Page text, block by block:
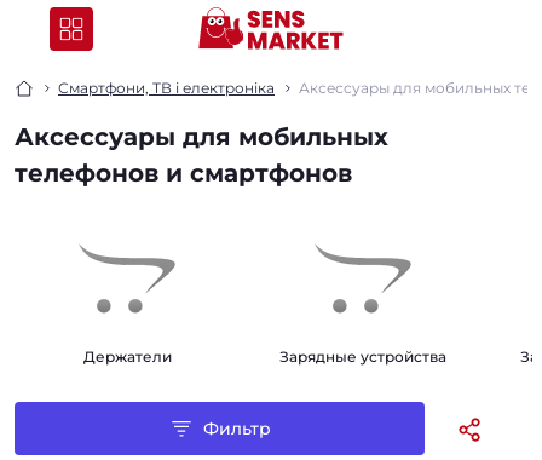
Смартфони, ТВ і електроніка Аксессуары для мобильных
Аксессуары для мобильных
телефонов и смартфонов
Держатели Зарядные устройства
Фильтр